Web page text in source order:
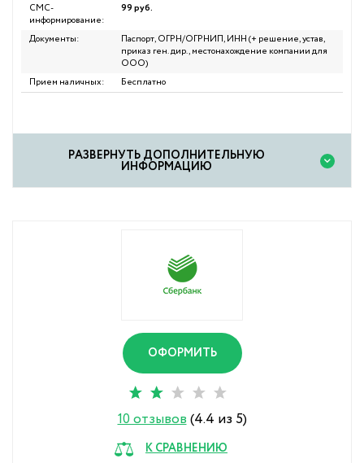
СМС-
информирование:
99 руб.
Документы:
Паспорт, ОГРН/ОГРНИП, ИНН (+ решение, устав,
приказ ген. дир., местонахождение компании для
ООО)
Прием наличных:
Бесплатно
PАЗВЕРНУТЬ ДОПОЛНИТЕЛЬНУЮ
ИНФОРМАЦИЮ
ОФОРМИТЬ
10 отзывов(4.4 из 5)
К СРАВНЕНИЮ